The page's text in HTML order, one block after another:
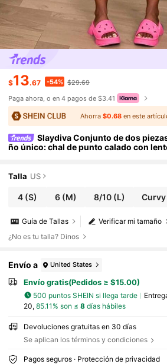
$13.67 -54% $29.69
Paga ahora, o en 4 pagos de $3.41
Ahorra $0.68en este
Slaydiva Conjunto de dos
ño único: chal de punto calado con
Talla US
4 (S) 6 (M) 8/10(L) Curvy
Verificar mi tamaño
Guía de Tallas
¿No es tu talla? Dinos
Envío a United States
Envío gratis(Pedidos ≥ $15.00)
500 puntos SHEIN si llega tarde
20, 85.11% son ≤ 8días hábiles
Devoluciones gratuitas en 30 días
Se aplican los términos y condiciones
Pagos seguros · Protección de privacidad